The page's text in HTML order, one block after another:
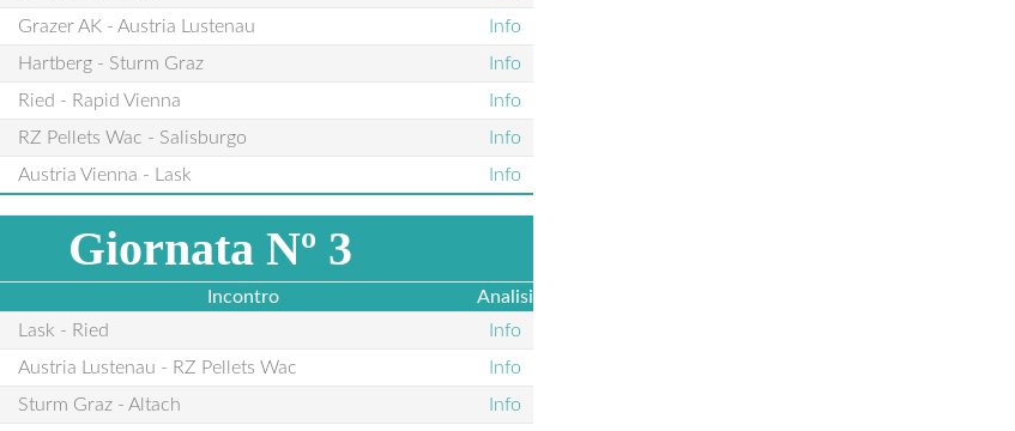
Grazer AK - Austria Lustenau
Info
Hartberg - Sturm Graz
Info
Ried - Rapid Vienna
Info
RZ Pellets Wac - Salisburgo
Info
Austria Vienna - Lask Info
Giornata Nº 3
Incontro
Analisi
Lask - Ried
Info
Austria Lustenau - RZ Pellets Wac
Info
Sturm Graz - Altach
Info